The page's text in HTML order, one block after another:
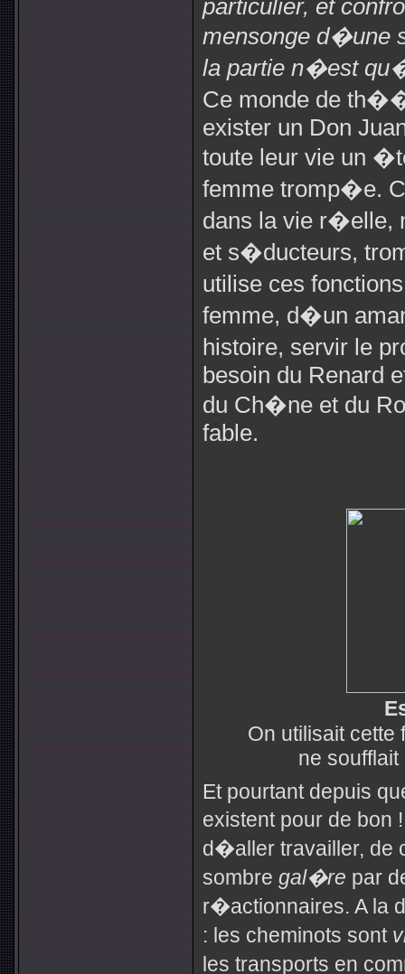
particulier, et
mensonge d�une
la partie n�est
Ce monde de
exister un Don
toute leur vie un
femme tromp�e.
dans la vie r�elle,
et s�ducteurs,
utilise ces
femme, d�un
histoire, servir le
besoin du Renard
du Ch�ne et du
fable.
On utilisait cette
ne
Et pourtant depuis
existent pour de
d�aller travailler, de
sombre gal�re par
r�actionnaires. A la
: les cheminots sont
les transports en